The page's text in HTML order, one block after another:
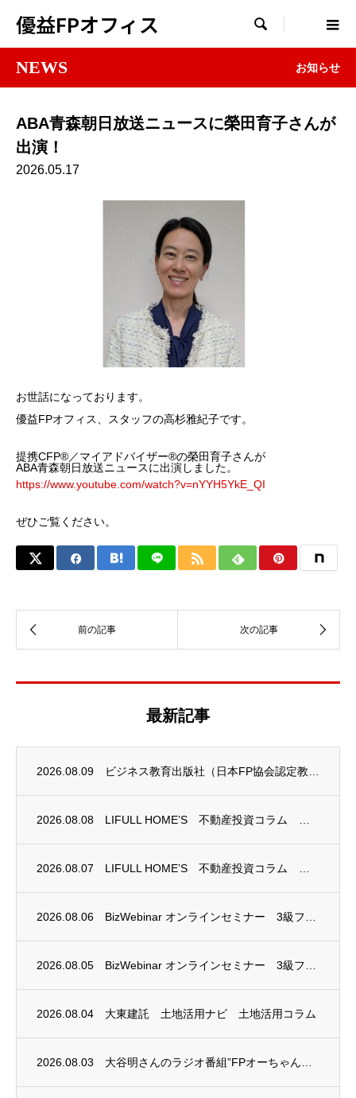
優益FPオフィス 
NEWS お知らせ
ABA青森朝日放送ニュースに榮田育子さんが
出演！
2026.05.17
お世話になっております。
優益FPオフィス、スタッフの高杉雅紀子です。
提携CFP®／マイアドバイザー®の榮田育子さんが
ABA青森朝日放送ニュースに出演しました。
https://www.youtube.com/watch?v=nYYH5YkE_QI
ぜひご覧ください。
最新記事
2026.08.09
2026.08.08
2026.08.07
2026.08.06
2026.08.05
2026.08.04 大東建託 土地活用ナビ 土地活用コラム
2026.08.03